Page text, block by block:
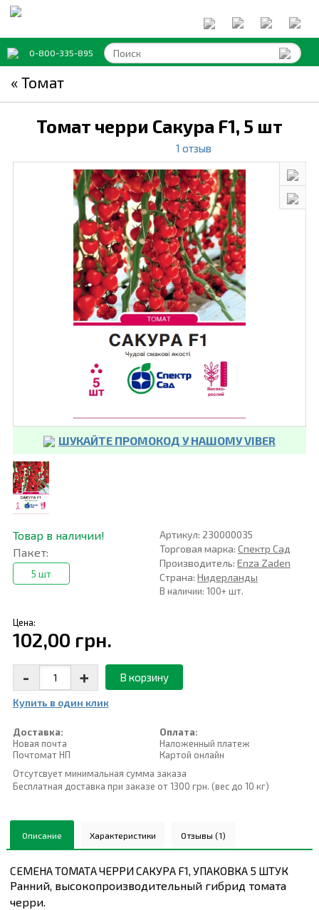
0-800-335-895
« Томат
Томат черри Сакура F1, 5 шт
1 отзыв
ШУКАЙТЕ ПРОМОКОД У НАШОМУ VIBER
Товар в наличии!
Пакет:
5 шт
Артикул: 230000035
Торговая марка: Спектр Сад
Производитель: Enza Zaden
Страна: Нидерланды
В наличии: 100+ шт.
Цена:
102,00 грн.
- + В корзину
Купить в один клик
Доставка:
Новая почта
Почтомат НП
Оплата:
Наложенный платеж
Картой онлайн
Отсутсвует минимальная сумма заказа
Бесплатная доставка при заказе от 1300 грн. (вес до 10 кг)
Описание Характеристики Отзывы (1)
СЕМЕНА ТОМАТА ЧЕРРИ САКУРА F1, УПАКОВКА 5 ШТУК
Ранний, высокопроизводительный гибрид томата
черри.